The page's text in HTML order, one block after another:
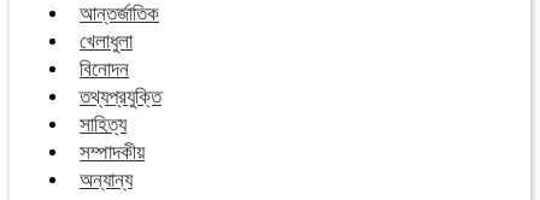
আন্তর্জাতিক
খেলাধুলা
বিনোদন
তথ্যপ্রযুক্তি
সাহিত্য
সম্পাদকীয়
অন্যান্য